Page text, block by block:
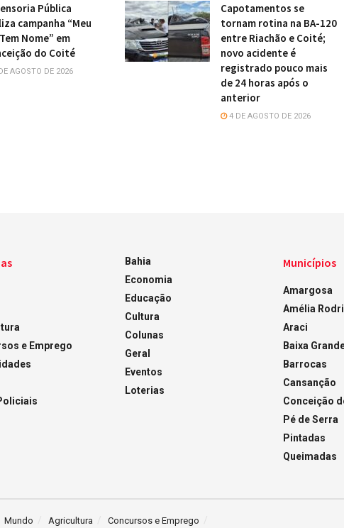
Pública
campanha “Meu
Nome” em
do Coité
AGOSTO DE 2026
Capotamentos se
tornam rotina na BA-120
entre Riachão e Coité;
novo acidente é
registrado pouco mais
de 24 horas após o
anterior
4 DE AGOSTO DE 2026
e Emprego
Bahia
Economia
Educação
Cultura
Colunas
Geral
Eventos
Loterias
Municípios
Amargosa
Amélia
Araci
Baixa
Barrocas
Cansanção
Conceição
Pé de Serra
Pintadas
Queimadas
Mundo Agricultura Concursos e Emprego